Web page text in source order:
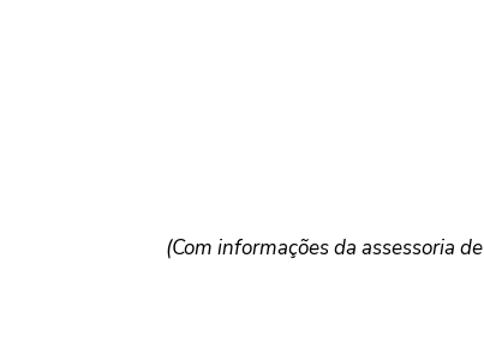
(Com informações da assessoria